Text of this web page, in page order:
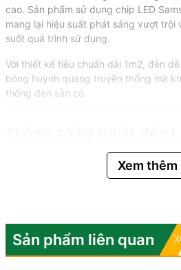
cao. Sản phẩm sử dụng chip LED
mang lại hiệu suất phát sáng vượt trội
suốt quá trình sử dụng.
Với thiết kế tiêu chuẩn dài 1m2, đèn
bóng huỳnh quang truyền thống mà
thống đèn sẵn có.
Chi tiết
Quang thông
2400Lm
Hiệu suất sáng
133Lm/W
Nhiệt độ màu
3000K / 4200K /
Xem thêm
Sản phẩm liên quan